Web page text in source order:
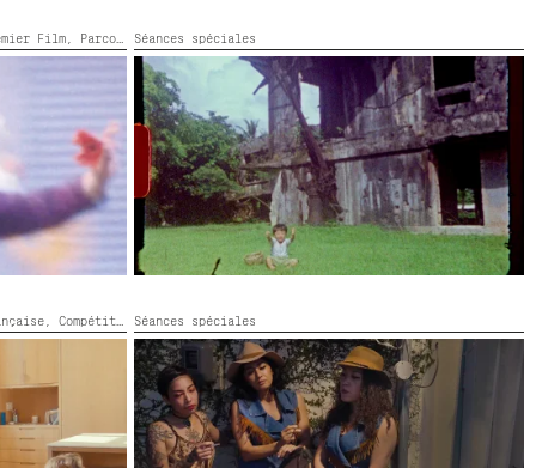
Film, Parcours, Parcours Jeune
Séances spéciales
ベラウの花
Japon,
2023, Couleur, 8’
Compétition Premier Film, Parcours,
Séances spéciales
チンビン・ウェスタン - 家族の表象
Japon,2019,Couleur,32’